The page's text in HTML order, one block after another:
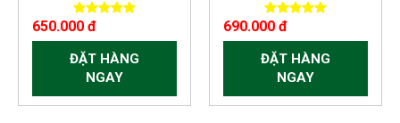
650.000 đ
ĐẶT HÀNG
NGAY
690.000 đ
ĐẶT HÀNG
NGAY